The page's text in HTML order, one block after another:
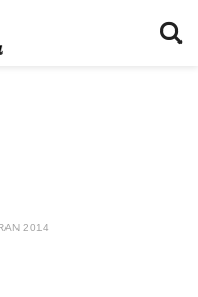
2014